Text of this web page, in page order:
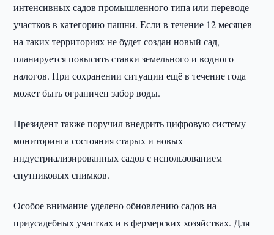
интенсивных садов промышленного типа или переводе
участков в категорию пашни. Если в течение 12 месяцев
на таких территориях не будет создан новый сад,
планируется повысить ставки земельного и водного
налогов. При сохранении ситуации ещё в течение года
может быть ограничен забор воды.
Президент также поручил внедрить цифровую систему
мониторинга состояния старых и новых
индустриализированных садов с использованием
спутниковых снимков.
Особое внимание уделено обновлению садов на
приусадебных участках и в фермерских хозяйствах. Для